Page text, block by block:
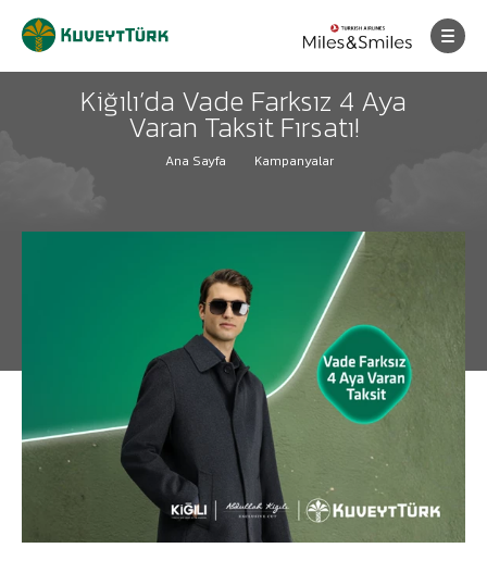
Kiğılı’da Vade Farksız 4 Aya
Varan Taksit Fırsatı!
Ana Sayfa Kampanyalar